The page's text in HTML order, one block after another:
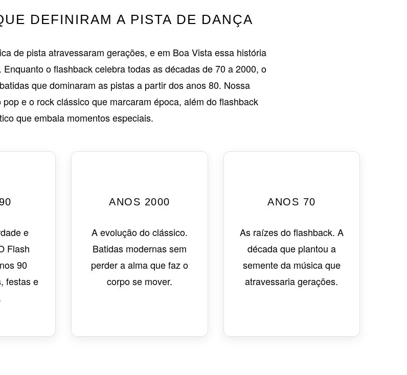
DEFINIRAM A PISTA DE DANÇA
de pista atravessaram gerações, e em Boa Vista essa história
o flashback celebra todas as décadas de 70 a 2000, o
que dominaram as pistas a partir dos anos 80. Nossa
e o rock clássico que marcaram época, além do flashback
que embala momentos especiais.
e
Flash
90
festas e
ANOS 2000
A evolução do clássico.
Batidas modernas sem
perder a alma que faz o
corpo se mover.
ANOS 70
As raízes do flashback. A
década que plantou a
semente da música que
atravessaria gerações.